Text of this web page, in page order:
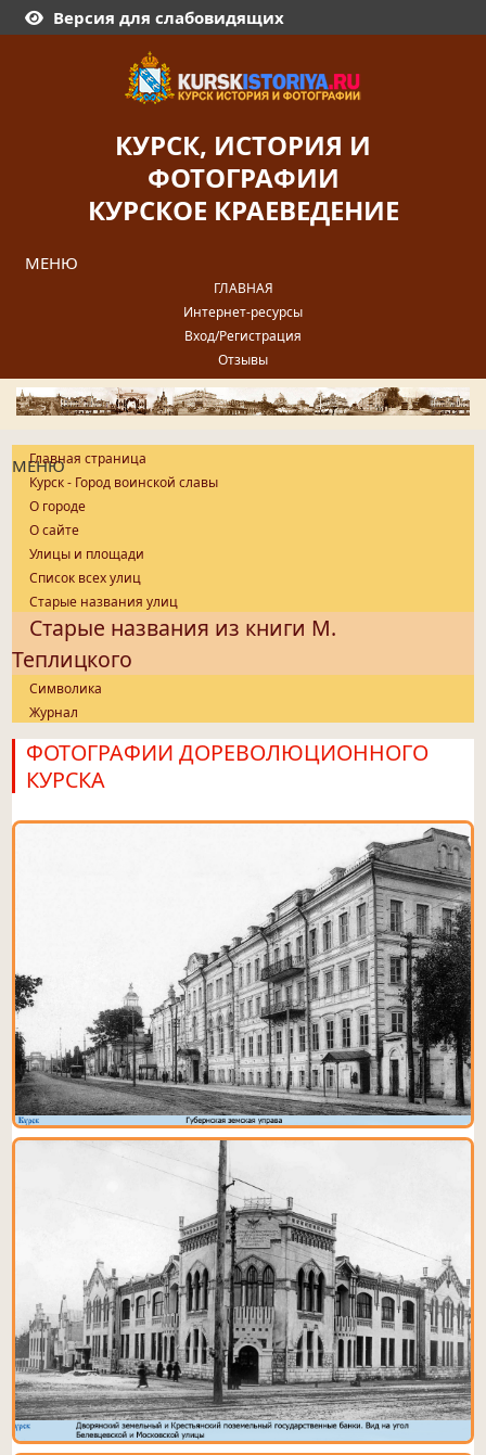
Версия для слабовидящих
КУРСК, ИСТОРИЯ И
ФОТОГРАФИИ
КУРСКОЕ КРАЕВЕДЕНИЕ
МЕНЮ
ГЛАВНАЯ
Интернет-ресурсы
Вход/Регистрация
Отзывы
МЕНЮ
Главная страница
Курск - Город воинской славы
О городе
О сайте
Улицы и площади
Список всех улиц
Старые названия улиц
Старые названия из книги М.
Теплицкого
Символика
Журнал
ФОТОГРАФИИ ДОРЕВОЛЮЦИОННОГО
КУРСКА